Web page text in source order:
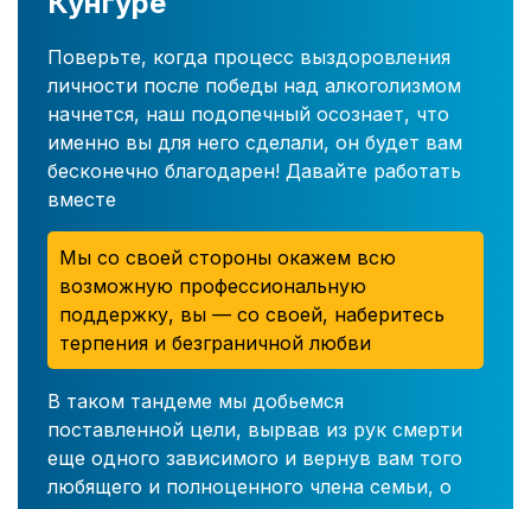
Поверьте, когда процесс выздоровления
личности после победы над алкоголизмом
начнется, наш подопечный осознает, что
именно вы для него сделали, он будет вам
бесконечно благодарен! Давайте работать
вместе
Мы со своей стороны окажем всю
возможную профессиональную
поддержку, вы — со своей, наберитесь
терпения и безграничной любви
В таком тандеме мы добьемся
поставленной цели, вырвав из рук смерти
еще одного зависимого и вернув вам того
любящего и полноценного члена семьи, о